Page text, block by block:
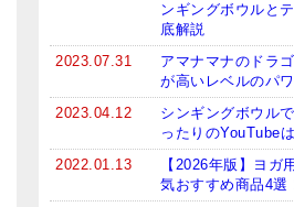
上級講座
ビギナー講師・養成講座
ンギングボウルと
底解説
2023.07.31
アマナマナのドラ
が高いレベルのパ
2023.04.12
シンギングボウル
ったりのYouTube
2022.01.13
【2026年版】ヨガ
気おすすめ商品4選